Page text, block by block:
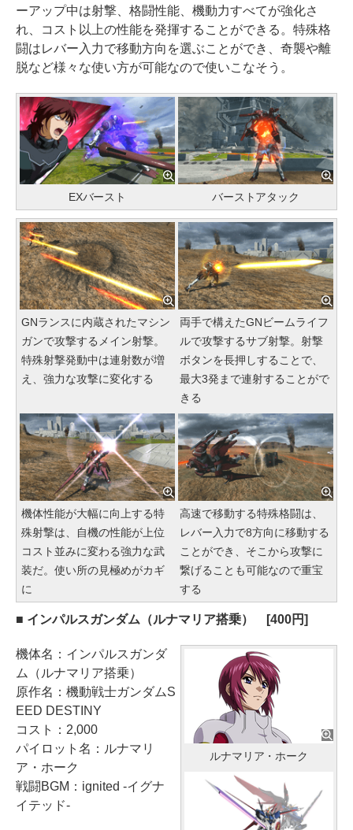
ーアップ中は射撃、格闘性能、機動力すべてが強化さ
れ、コスト以上の性能を発揮することができる。特殊格
闘はレバー入力で移動方向を選ぶことができ、奇襲や離
脱など様々な使い方が可能なので使いこなそう。
EXバースト バーストアタック
GNランスに内蔵されたマシン
ガンで攻撃するメイン射撃。
特殊射撃発動中は連射数が増
え、強力な攻撃に変化する
両手で構えたGNビームライフ
ルで攻撃するサブ射撃。射撃
ボタンを長押しすることで、
最大3発まで連射することがで
きる
機体性能が大幅に向上する特
殊射撃は、自機の性能が上位
コスト並みに変わる強力な武
装だ。使い所の見極めがカギ
に
高速で移動する特殊格闘は、
レバー入力で8方向に移動する
ことができ、そこから攻撃に
繋げることも可能なので重宝
する
■ インパルスガンダム（ルナマリア搭乗） [400円]
ルナマリア・ホーク
機体名：インパルスガンダ
ム（ルナマリア搭乗）
原作名：機動戦士ガンダムS
EED DESTINY
コスト：2,000
パイロット名：ルナマリ
ア・ホーク
戦闘BGM：ignited -イグナ
イテッド-